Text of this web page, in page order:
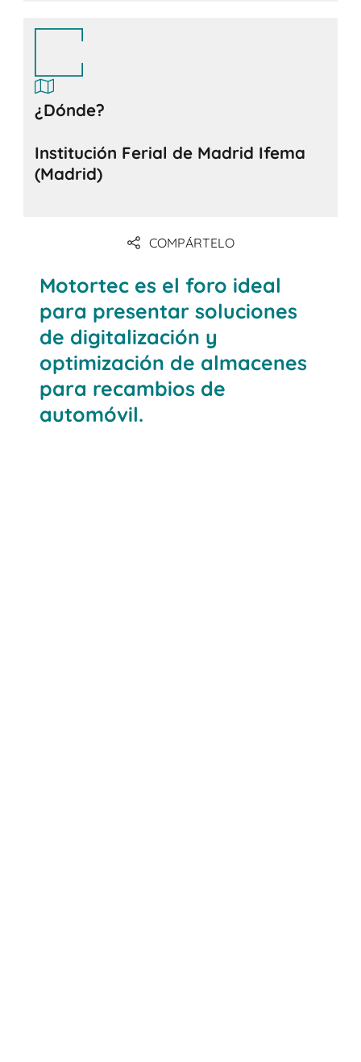
¿Dónde?
Institución Ferial de Madrid Ifema
(Madrid)
COMPÁRTELO
Motortec es el foro ideal
para presentar soluciones
de digitalización y
optimización de almacenes
para recambios de
automóvil.